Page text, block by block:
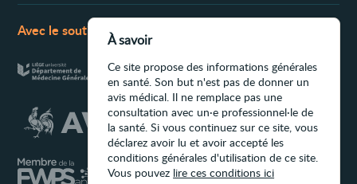
Avec le soutien de
À savoir
Ce site propose des informations générales
en santé. Son but n'est pas de donner un
avis médical. Il ne remplace pas une
consultation avec un·e professionnel·le de
la santé. Si vous continuez sur ce site, vous
déclarez avoir lu et avoir accepté les
conditions générales d'utilisation de ce site.
Vous pouvez lire ces conditions ici